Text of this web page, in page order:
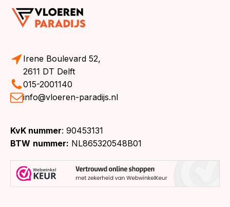
Irene Boulevard 52,
2611 DT Delft
015-2001140
info@vloeren-paradijs.nl
KvK nummer: 90453131
BTW nummer: NL865320548B01